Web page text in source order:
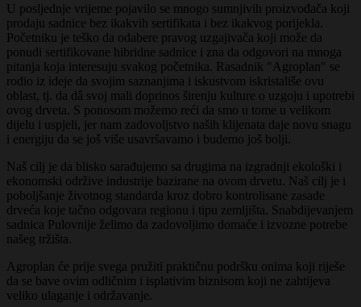
U posljednje vrijeme pojavilo se mnogo sumnjivih proizvođača koji
prodaju sadnice bez ikakvih sertifikata i bez ikakvog porijekla.
Početniku je teško da odabere pravog uzgajivača koji može da
ponudi sertifikovane hibridne sadnice i zna da odgovori na mnoga
pitanja koja interesuju svakog početnika. Rasadnik "Agroplan" se
rodio iz ideje da svojim saznanjima i iskustvom iskristališe ovu
oblast, tj. da dâ svoj mali doprinos širenju kulture o uzgoju i upotrebi
ovog drveta. S ponosom možemo reći da smo u tome u velikom
dijelu i uspjeli, jer nam zadovoljstvo naših klijenata daje novu snagu
i energiju da se još više usavršavamo i budemo još bolji.
Naš cilj je da blisko sarađujemo sa drugima na izgradnji ekološki i
ekonomski održive industrije bazirane na ovom drvetu. Naš cilj je i
poboljšanje životnog standarda kroz dobro kontrolisane zasade
drveća koje tačno odgovara regionu i tipu zemljišta. Snabdijevanjem
sadnica Pulovnije želimo da zadovoljimo domaće i izvozne potrebe
našeg tržišta.
Agroplan će prije svega pružiti praktičnu podršku onima koji riješe
da se bave ovim odličnim i isplativim biznisom koji ne zahtijeva
veliko ulaganje i održavanje.